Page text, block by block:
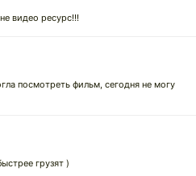
видео ресурс!!!
посмотреть фильм, сегодня не могу
грузят )